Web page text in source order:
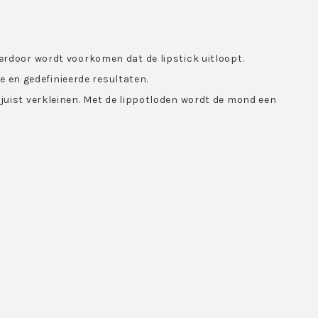
wordt voorkomen dat de lipstick uitloopt.
en gedefinieerde resultaten.
verkleinen. Met de lippotloden wordt de mond een